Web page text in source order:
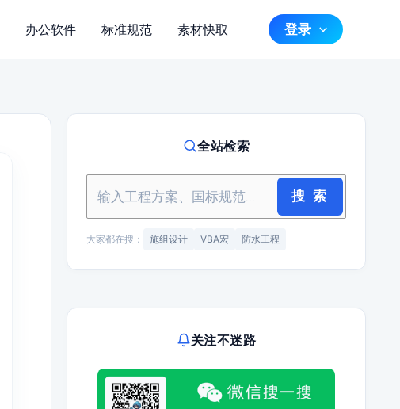
办公软件 标准规范 素材快取 登录
全站检索
搜 索
大家都在搜： 施组设计 VBA宏 防水工程
关注不迷路